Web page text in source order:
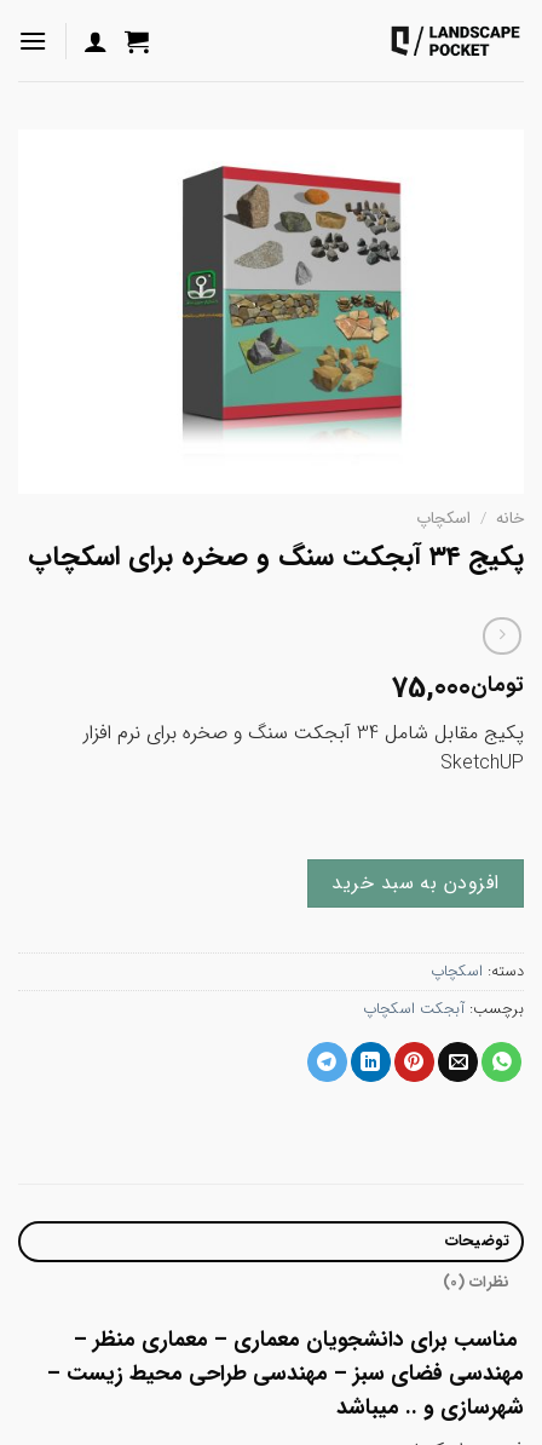
محتوا
خانه / اسکچاپ
پکیج ۳۴ آبجکت سنگ و صخره برای اسکچاپ
تومان75,000
پکیج مقابل شامل 34 آبجکت سنگ و صخره برای نرم افزار
SketchUP
افزودن به سبد خرید
دسته: اسکچاپ
برچسب:آبجکت اسکچاپ
توضیحات
نظرات (0)
مناسب برای دانشجویان معماری – معماری منظر –
مهندسی فضای سبز – مهندسی طراحی محیط زیست –
شهرسازی و .. میباشد